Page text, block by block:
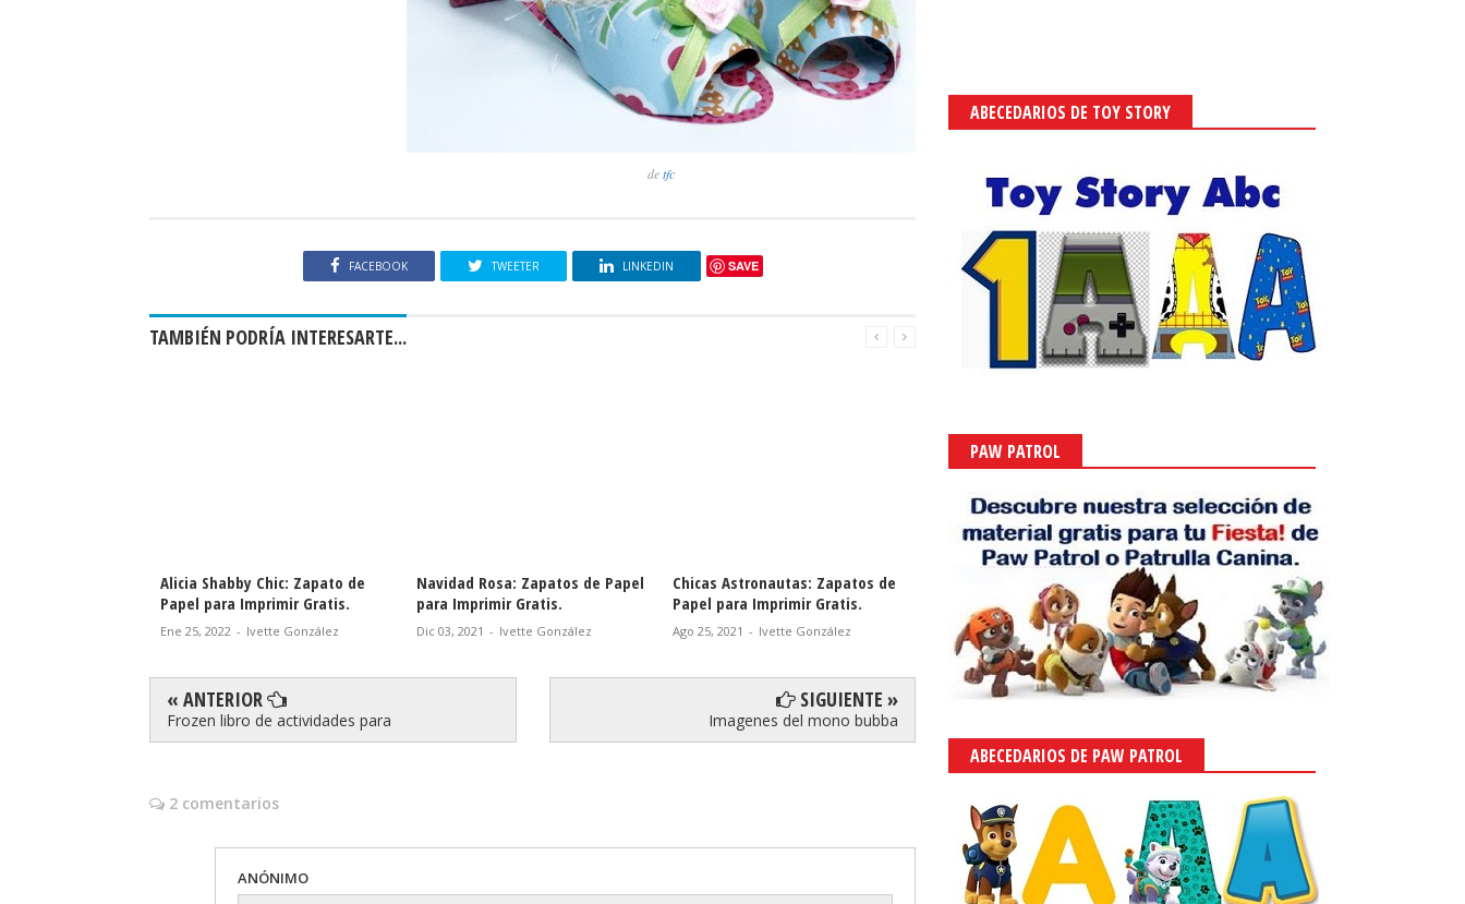
detfc
FACEBOOK TWEETER LINKEDIN SAVE
TAMBIÉN PODRÍA INTERESARTE...
Shabby Chic: Zapato de
Navidad Rosa: Zapatos de Papel
para Imprimir Gratis.
Dic 03, 2021 - Ivette González
Chicas Astronautas: Zapatos de
Papel para Imprimir Gratis.
Ago 25, 2021 - Ivette González
Lindas Imágenes de Zapatos de
Cristal.
Jun 10, 2016 - Ivette González
Halloween: Zapatos de Papel
para Imprimir Gratis.
Oct 27, 2014 - Ivette González
« ANTERIOR
Frozen libro de actividades para
SIGUIENTE »
Imagenes del mono bubba
2 comentarios
ANÓNIMO
ABECEDARIOS DE TOY STORY
PAW PATROL
ABECEDARIOS DE PAW PATROL